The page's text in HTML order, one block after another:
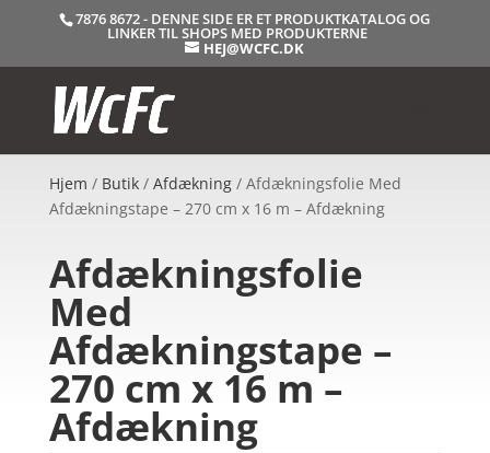
7876 8672 - DENNE SIDE ER ET PRODUKTKATALOG OG
LINKER TIL SHOPS MED PRODUKTERNE
HEJ@WCFC.DK
Hjem / Butik/ Afdækning/ Afdækningsfolie Med
Afdækningstape – 270 cm x 16 m – Afdækning
Afdækningsfolie
Med
Afdækningstape –
270 cm x 16 m –
Afdækning